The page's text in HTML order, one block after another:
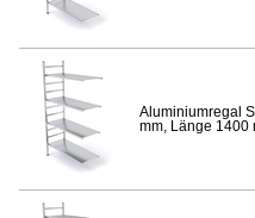
Aluminiumregal
mm, Länge 1400